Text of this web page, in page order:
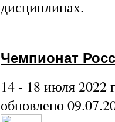
дисциплинах.
Чемпионат
14 - 18 июля 2022
обновлено